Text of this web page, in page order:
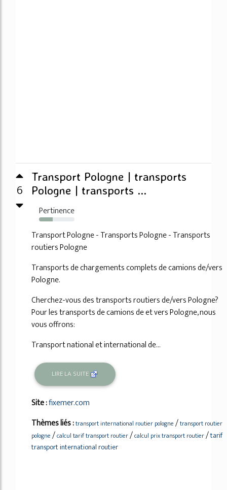
6
Transport Pologne | transports
Pologne | transports ...
Pertinence
39%
Transport Pologne - Transports Pologne - Transports
routiers Pologne
Transports de chargements complets de camions de/vers
Pologne.
Cherchez-vous des transports routiers de/vers Pologne?
Pour les transports de camions de et vers Pologne, nous
vous offrons:
Transport national et international de...
LIRE LA SUITE
Site :fixemer.com
Thèmes liés :transport international routier pologne /transport routier
pologne /calcul tarif transport routier/calcul prix transport routier/tarif
transport international routier